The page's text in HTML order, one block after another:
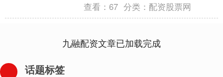
查看：67 分类： 配资股票网
九融配资文章已加载完成
话题标签